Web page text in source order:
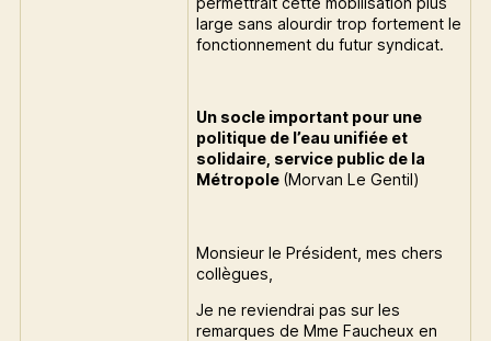
large sans alourdir trop fortement le
fonctionnement du futur syndicat.
Un socle important pour une
politique de l’eau unifiée et
solidaire, service public de la
Métropole (Morvan Le Gentil)
Monsieur le Président, mes chers
collègues,
Je ne reviendrai pas sur les
remarques de Mme Faucheux en